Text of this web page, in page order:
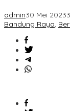
admin30 Mei 2023
Bandung Raya,